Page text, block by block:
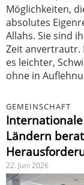
Möglichkeiten,
absolutes
Allahs. Sie sind
Zeit anvertrautr.
es leichter,
ohne in
GEMEINSCHAFT
Ländern
22. Juni 2026